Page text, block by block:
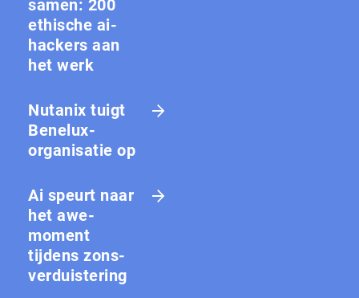
samen: 200
ethische ai-
hackers aan
het werk
Nutanix tuigt
Benelux-
organisatie op
Ai speurt naar
het awe-
moment
tijdens zons­
ver­duis­te­ring